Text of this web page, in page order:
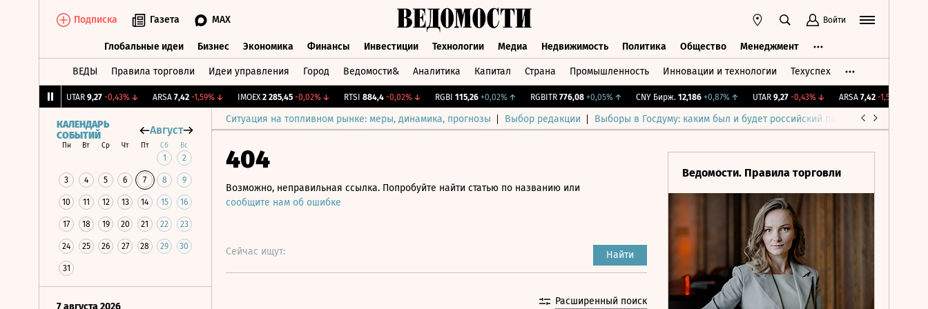
Подписка Газета MAX Войти
Глобальные идеи Бизнес Экономика Финансы Инвестиции Технологии Медиа Недвижимость Политика Общество Менеджмент
ВЕДЫ Правила торговли Идеи управления Город Ведомости& Аналитика Капитал Страна Промышленность Инновации и технологии Техуспех
UTAR 9,27 -0,43%↓ ARSA 7,42 -1,59%↓ IMOEX 2 285,45 -0,02%↓ RTSI 884,4 -0,02%↓ RGBI 115,26 +0,02%↑ RGBITR 776,08 +0,05%↑ CNY Бирж. 12,186 +0,87%↑ UTAR 9,27 -0,43%↓ ARSA 7,42 -1,59%
Ситуация на топливном рынке: меры, динамика, прогнозы Выбор редакции Выборы в Госдуму: каким был и будет российский парламент
КАЛЕНДАРЬ
СОБЫТИЙ
Август
Пн Вт Ср Чт Пт Сб Вс
1 2
3 4 5 6 7 8 9
10 11 12 13 14 15 16
17 18 19 20 21 22 23
24 25 26 27 28 29 30
31
7 августа 2026
404
Возможно, неправильная ссылка. Попробуйте найти статью по названию или
сообщите нам об ошибке
Сейчас ищут: Найти
Расширенный поиск
Ведомости. Правила торговли